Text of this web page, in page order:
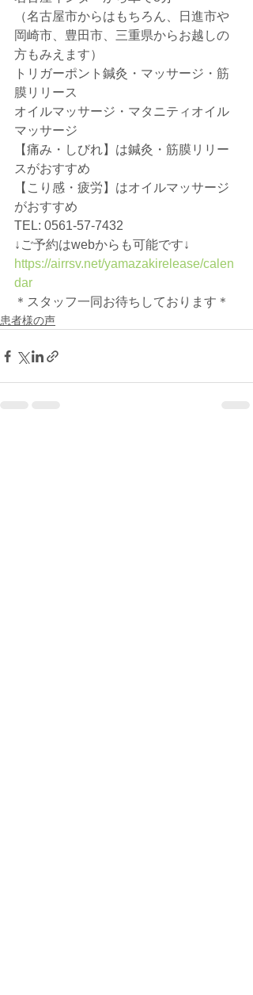
（名古屋市からはもちろん、日進市や
岡崎市、豊田市、三重県からお越しの
方もみえます）
トリガーポント鍼灸・マッサージ・筋
膜リリース
オイルマッサージ・マタニティオイル
マッサージ
【痛み・しびれ】は鍼灸・筋膜リリー
スがおすすめ
【こり感・疲労】はオイルマッサージ
がおすすめ
TEL: 0561-57-7432
↓ご予約はwebからも可能です↓
https://airrsv.net/yamazakirelease/calen
dar
＊スタッフ一同お待ちしております＊
患者様の声